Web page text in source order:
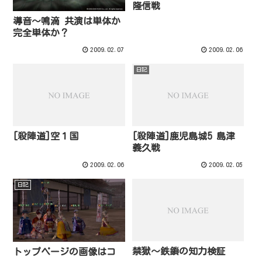
導音～鳴滴 共演は単体か
完全単体か？
2009.02.07
隆信戦
2009.02.06
[殺陣道]空１国
2009.02.06
日記
[殺陣道]鹿児島城5 島津
義久戦
2009.02.05
日記
トップページの画像はコ
禁獄～鉄鎖の知力検証